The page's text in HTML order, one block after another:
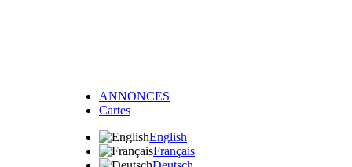
ANNONCES
Cartes
English
Français